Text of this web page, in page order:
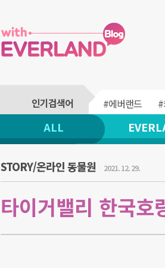
#에버랜드
ALL
STORY/온라인 동물원 2021. 12. 29.
타이거밸리 한국